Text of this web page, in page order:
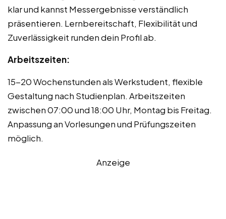
klar und kannst Messergebnisse verständlich
präsentieren. Lernbereitschaft, Flexibilität und
Zuverlässigkeit runden dein Profil ab.
Arbeitszeiten:
15-20 Wochenstunden als Werkstudent, flexible
Gestaltung nach Studienplan. Arbeitszeiten
zwischen 07:00 und 18:00 Uhr, Montag bis Freitag.
Anpassung an Vorlesungen und Prüfungszeiten
möglich.
Anzeige